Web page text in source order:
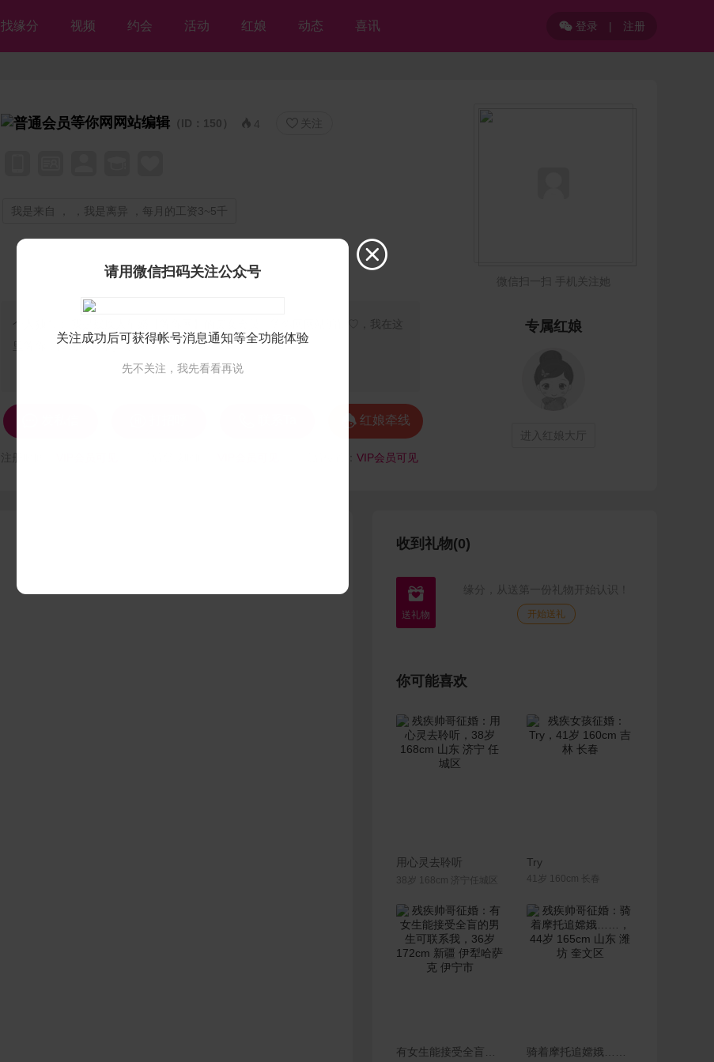
找缘分 视频 约会 活动 红娘 动态 喜讯 登录 | 注册
等你网网站编辑 （ID：150）  4  关注
我是来自 ， ，我是离异 ，每月的工资3~5千
个人独白：
我是残疾人征婚【等你网】的美女会员♡等你网网站编辑♡，我在这
里等你，但愿不离不弃💘
 红娘牵线
VIP会员可见
微信扫一扫 手机关注她
专属红娘
进入红娘大厅
收到礼物(0)
 缘分，从送第一份礼物开始认识！
开始送礼
你可能喜欢
联系Ta
用心灵去聆听
38岁 168cm 济宁任城区
Try
41岁 160cm 长春
联系Ta 联系Ta
骑着摩托追嫦娥……

请用微信扫码关注公众号
关注成功后可获得帐号消息通知等全功能体验
先不关注，我先看看再说